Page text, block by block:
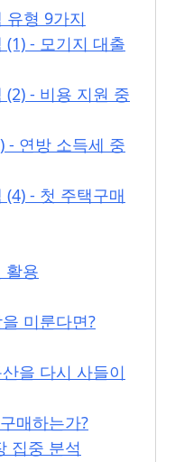
유형 9가지
- 모기지 대출
- 비용 지원 중
- 연방 소득세 중
- 첫 주택구매
활용
미룬다면?
을 다시 사들이
매하는가?
집중 분석